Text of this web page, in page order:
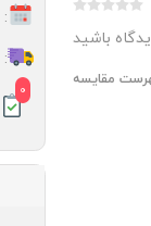
باشید
مقایسه 0